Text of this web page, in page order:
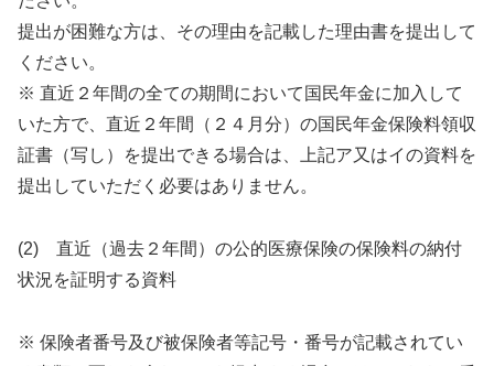
提出が困難な方は、その理由を記載した理由書を提出して
ください。
※ 直近２年間の全ての期間において国民年金に加入して
いた方で、直近２年間（２４月分）の国民年金保険料領収
証書（写し）を提出できる場合は、上記ア又はイの資料を
提出していただく必要はありません。
(2) 直近（過去２年間）の公的医療保険の保険料の納付
状況を証明する資料
※ 保険者番号及び被保険者等記号・番号が記載されてい